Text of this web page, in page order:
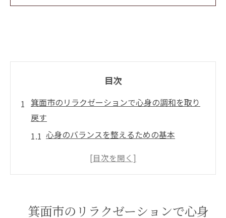
目次
箕面市のリラクゼーションで心身の調和を取り
戻す
心身のバランスを整えるための基本
リラクゼーションの効果的な取り入れ方
箕面市のリラクゼーションで心身